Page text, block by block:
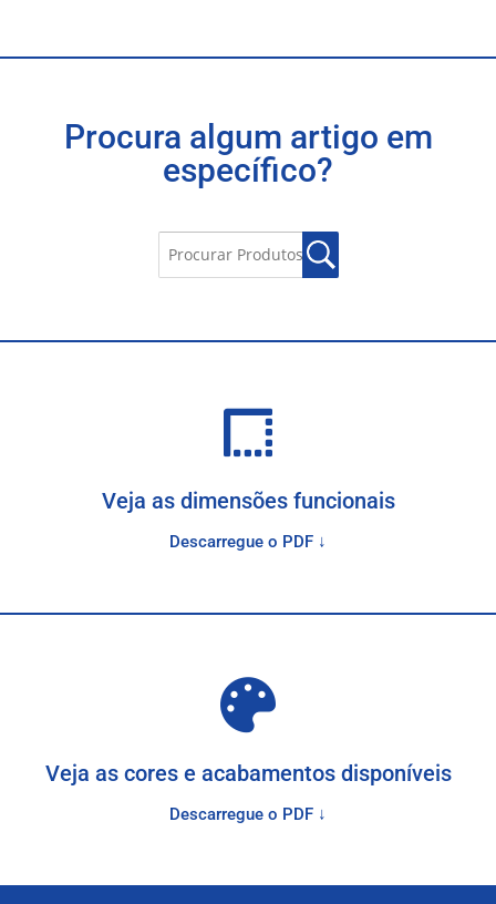
Procura algum artigo em
específico?
Veja as dimensões funcionais
Descarregue o PDF ↓
Veja as cores e acabamentos disponíveis
Descarregue o PDF ↓